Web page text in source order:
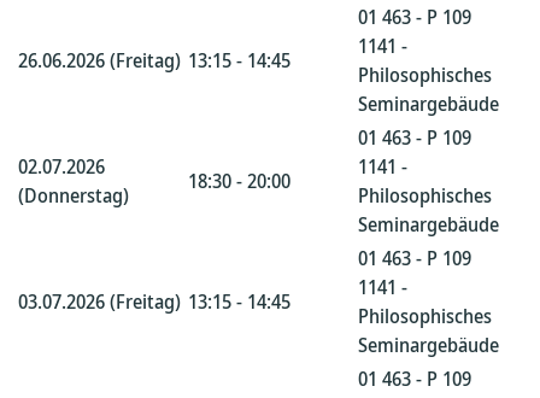
26.06.2026 (Freitag) 13:15 - 14:45
01 463 - P 109
1141 -
Philosophisches
Seminargebäude
02.07.2026
(Donnerstag)
18:30 - 20:00
01 463 - P 109
1141 -
Philosophisches
Seminargebäude
03.07.2026 (Freitag) 13:15 - 14:45
01 463 - P 109
1141 -
Philosophisches
Seminargebäude
01 463 - P 109